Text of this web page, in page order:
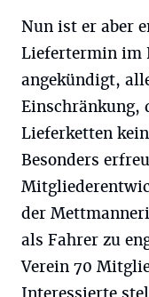
Nun ist er aber
Liefertermin im
angekündigt,
Einschränkung,
Lieferketten
Besonders
der
als Fahrer zu
Verein 70